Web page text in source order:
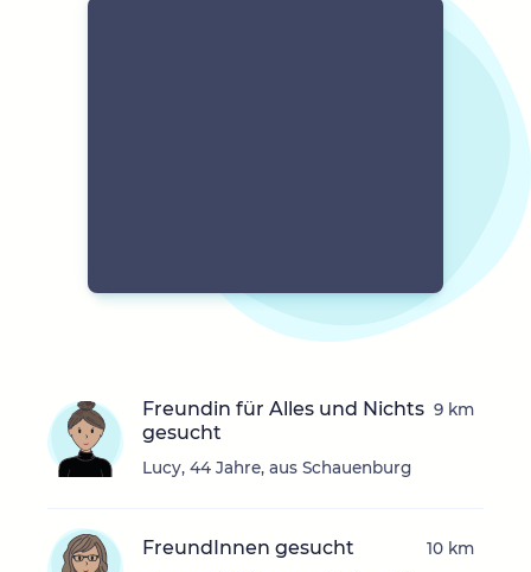
Freundin für Alles und Nichts
gesucht
Lucy, 44 Jahre, aus Schauenburg
9 km
FreundInnen gesucht 10 km